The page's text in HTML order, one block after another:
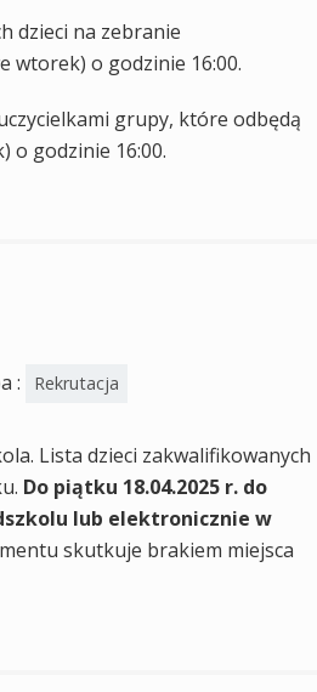
dzieci na zebranie
wtorek) o godzinie 16:00.
grupy, które odbędą
o godzinie 16:00.
: Rekrutacja
Lista dzieci zakwalifikowanych
Do piątku 18.04.2025 r. do
lub elektronicznie w
skutkuje brakiem miejsca